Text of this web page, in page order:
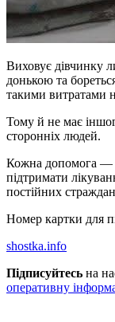
Виховує дівчинку
донькою та
такими витратами
Тому й не має
сторонніх людей.
Кожна допомога —
підтримати
постійних
Номер картки для
shostka.info
Підписуйтесь на
оперативну